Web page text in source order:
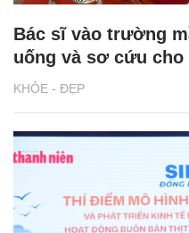
KHỎE - ĐẸP
Bác sĩ vào trường
uống và sơ cứu cho